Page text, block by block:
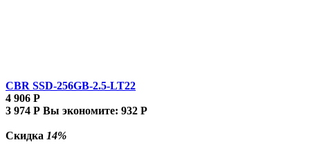
CBR SSD-256GB-2.5-LT22
4 906 Р
3 974 Р Вы экономите: 932 Р
Скидка 14%